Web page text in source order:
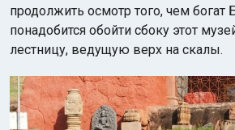
продолжить осмотр того, чем богат
понадобится обойти сбоку этот
лестницу, ведущую верх на скалы.